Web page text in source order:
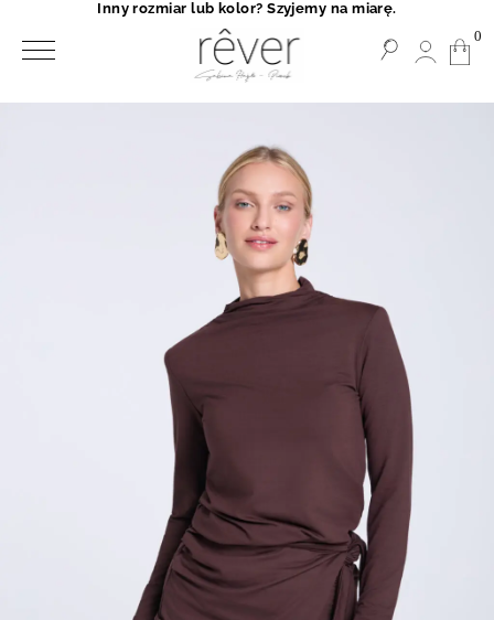
0
Inny rozmiar lub kolor? Szyjemy na miarę.